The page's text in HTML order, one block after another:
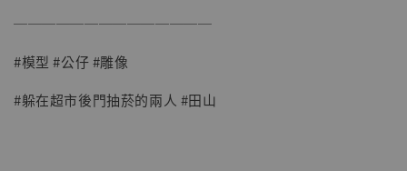
──────────────
#模型 #公仔 #雕像
#躲在超市後門抽菸的兩人 #田山